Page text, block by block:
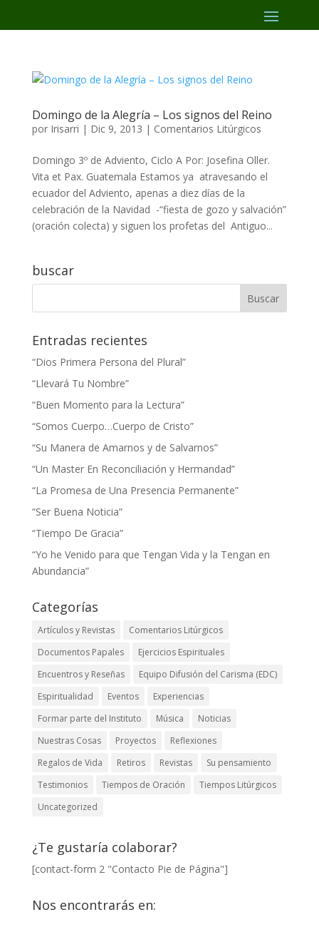
Domingo de la Alegría – Los signos del Reino
por Irisarri | Dic 9, 2013 | Comentarios Litúrgicos
Domingo 3º de Adviento, Ciclo A Por: Josefina Oller.
Vita et Pax. Guatemala Estamos ya atravesando el
ecuador del Adviento, apenas a diez días de la
celebración de la Navidad -“fiesta de gozo y salvación”
(oración colecta) y siguen los profetas del Antiguo...
buscar
Entradas recientes
“Dios Primera Persona del Plural”
“Llevará Tu Nombre”
“Buen Momento para la Lectura”
“Somos Cuerpo…Cuerpo de Cristo”
“Su Manera de Amarnos y de Salvarnos”
“Un Master En Reconciliación y Hermandad”
“La Promesa de Una Presencia Permanente”
“Ser Buena Noticia”
“Tiempo De Gracia”
“Yo he Venido para que Tengan Vida y la Tengan en
Abundancia”
Categorías
Artículos y Revistas
Comentarios Litúrgicos
Documentos Papales
Ejercicios Espirituales
Encuentros y Reseñas
Equipo Difusión del Carisma (EDC)
Espiritualidad
Eventos
Experiencias
Formar parte del Instituto
Música
Noticias
Nuestras Cosas
Proyectos
Reflexiones
Regalos de Vida
Retiros Revistas
Su pensamiento
Testimonios
Tiempos de Oración
Tiempos Litúrgicos
Uncategorized
¿Te gustaría colaborar?
[contact-form 2 "Contacto Pie de Página"]
Nos encontrarás en: